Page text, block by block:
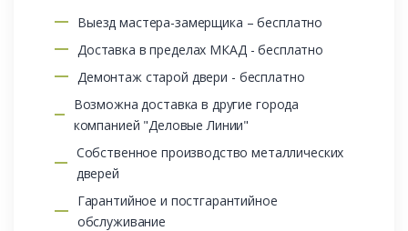
Выезд мастера-замерщика – бесплатно
Доставка в пределах МКАД - бесплатно
Демонтаж старой двери - бесплатно
Возможна доставка в другие города
компанией "Деловые Линии"
Собственное производство металлических
дверей
Гарантийное и постгарантийное
обслуживание